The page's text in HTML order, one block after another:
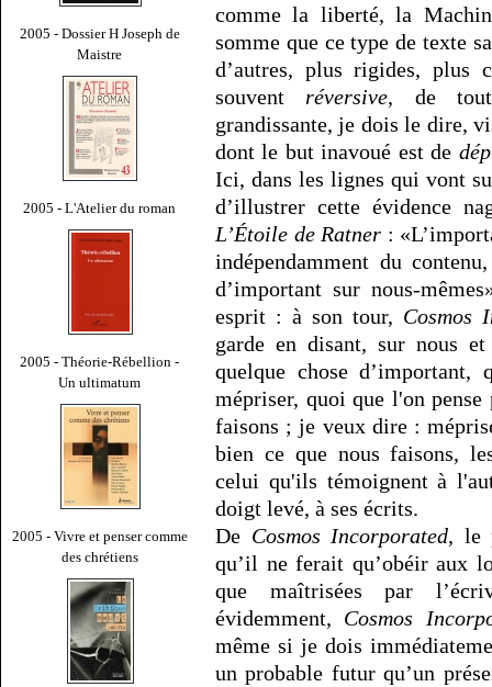
2005 - Dossier H Joseph de
Maistre
2005 - L'Atelier du roman
2005 - Théorie-Rébellion -
Un ultimatum
2005 - Vivre et penser comme
des chrétiens
comme la liberté, la
somme que ce type de texte
d’autres, plus rigides, plus
souvent réversive, de
grandissante, je dois le dire,
dont le but inavoué est de
Ici, dans les lignes qui vont
d’illustrer cette évidence
L’Étoile de Ratner :
indépendamment du
d’important sur nous-
esprit : à son tour, Cosmos
garde en disant, sur nous
quelque chose
mépriser, quoi que l'on
faisons ; je veux dire :
bien ce que nous faisons,
celui qu'ils témoignent à
doigt levé, à ses écrits.
De Cosmos Incorporated, le
qu’il ne ferait qu’obéir aux
que maîtrisées par
évidemment, Cosmos
même si je dois
un probable futur qu’un